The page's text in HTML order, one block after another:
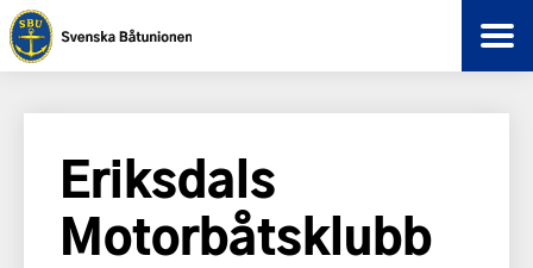
Eriksdals
Motorbåtsklubb